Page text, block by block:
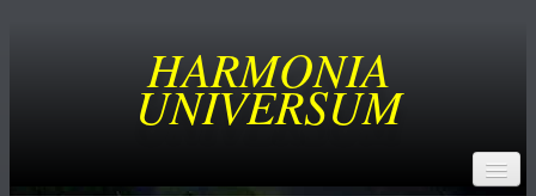
HARMONIA
UNIVERSUM